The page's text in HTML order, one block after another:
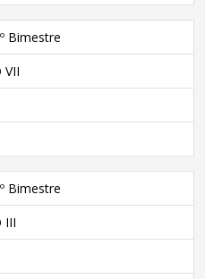
Bimestre
VII
Bimestre
III